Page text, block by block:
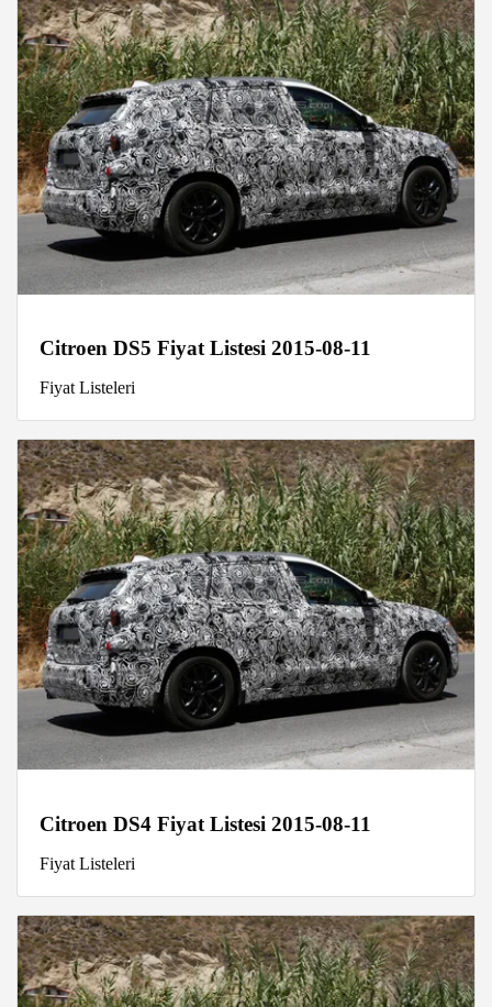
Citroen DS5 Fiyat Listesi 2015-08-11
Fiyat Listeleri
Citroen DS4 Fiyat Listesi 2015-08-11
Fiyat Listeleri